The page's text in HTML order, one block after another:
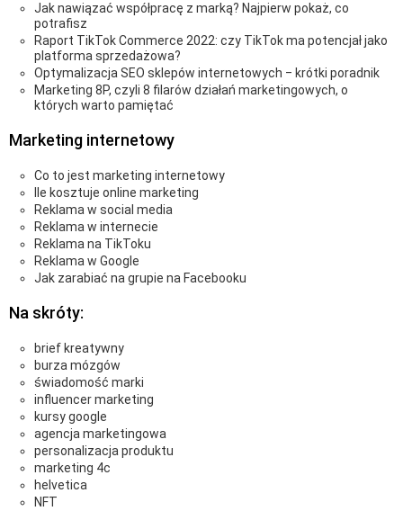
Jak nawiązać współpracę z marką? Najpierw pokaż, co
potrafisz
Raport TikTok Commerce 2022: czy TikTok ma potencjał jako
platforma sprzedażowa?
Optymalizacja SEO sklepów internetowych ‒ krótki poradnik
Marketing 8P, czyli 8 filarów działań marketingowych, o
których warto pamiętać
Marketing internetowy
Co to jest marketing internetowy
Ile kosztuje online marketing
Reklama w social media
Reklama w internecie
Reklama na TikToku
Reklama w Google
Jak zarabiać na grupie na Facebooku
Na skróty:
brief kreatywny
burza mózgów
świadomość marki
influencer marketing
kursy google
agencja marketingowa
personalizacja produktu
marketing 4c
helvetica
NFT